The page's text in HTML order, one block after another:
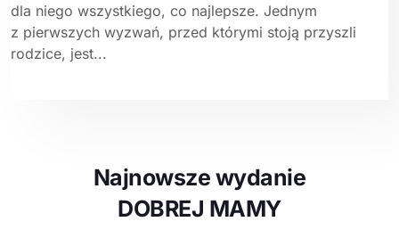
dla niego wszystkiego, co najlepsze. Jednym
z pierwszych wyzwań, przed którymi stoją przyszli
rodzice, jest...
Najnowsze wydanie
DOBREJ MAMY